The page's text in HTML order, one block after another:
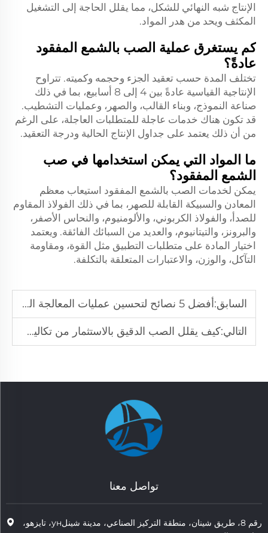
الإنتاج شبه النهائي للشكل، مما يقلل الحاجة إلى التشغيل
المكثف ويحد من هدر المواد.
كم يستغرق عملية الصب بالشمع المفقود
عادةً؟
تختلف المدة حسب تعقيد الجزء وحجمه وكميته. تتراوح
الإنتاجية القياسية عادةً بين 4 إلى 8 أسابيع، بما في ذلك
صناعة النموذج، وبناء القالب، والصهر، وعمليات التشطيب.
قد تكون هناك خدمات عاجلة للمتطلبات العاجلة، على الرغم
من أن ذلك يعتمد على جداول الإنتاج الحالية ودرجة التعقيد.
ما المواد التي يمكن استخدامها في صب
الشمع المفقود؟
يمكن لخدمات الصب بالشمع المفقود استيعاب معظم
المعادن والسبيكة القابلة للصهر، بما في ذلك الفولاذ المقاوم
للصدأ، والفولاذ الكربوني، والألومنيوم، والنحاس الأصفر،
والبرونز، والتيتانيوم، والعديد من السبائك الفائقة. ويعتمد
اختيار المادة على متطلبات التطبيق مثل القوة، ومقاومة
التآكل، والوزن، والاعتبارات المتعلقة بالتكلفة.
السابق:أفضل 5 نصائح لتحسين عمليات المعالجة الحرارية في عمليات التصنيع الخاصة بك
التالي:كيف يقلل الصب الدقيق بالاستثمار من تكاليف التصنيع
تواصل معنا
رقم 8، طريق شينان، منطقة التركيز الصناعي، مدينة شينلун، تايزهو،